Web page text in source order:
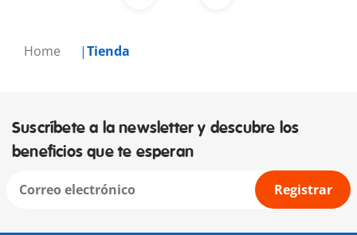
Home Tienda
Suscríbete a la newsletter y descubre los
beneficios que te esperan
Registrar